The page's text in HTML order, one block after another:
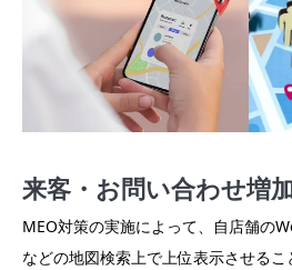
来客・お問い合わせ増
MEO対策の実施によって、自店舗の
などの地図検索上で上位表示させる